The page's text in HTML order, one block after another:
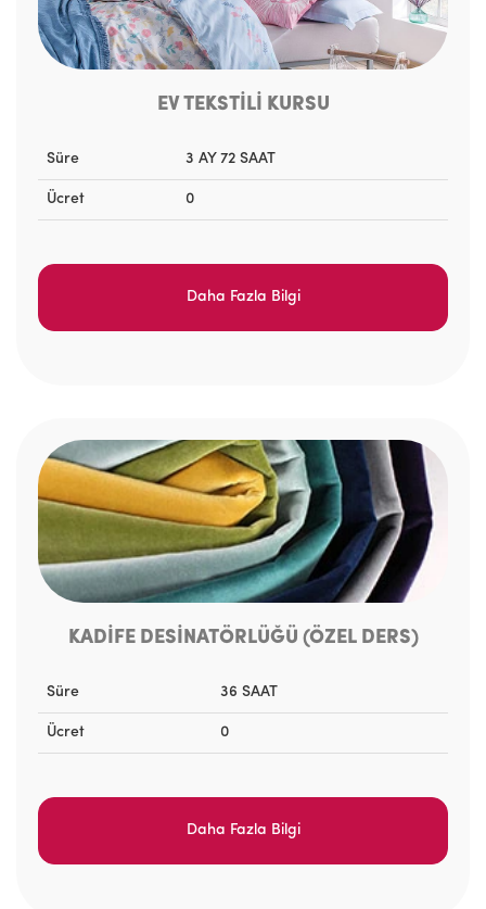
EV TEKSTİLİ KURSU
Süre 3 AY 72 SAAT
Ücret 0
Daha Fazla Bilgi
KADİFE DESİNATÖRLÜĞÜ (ÖZEL DERS)
Süre 36 SAAT
Ücret 0
Daha Fazla Bilgi